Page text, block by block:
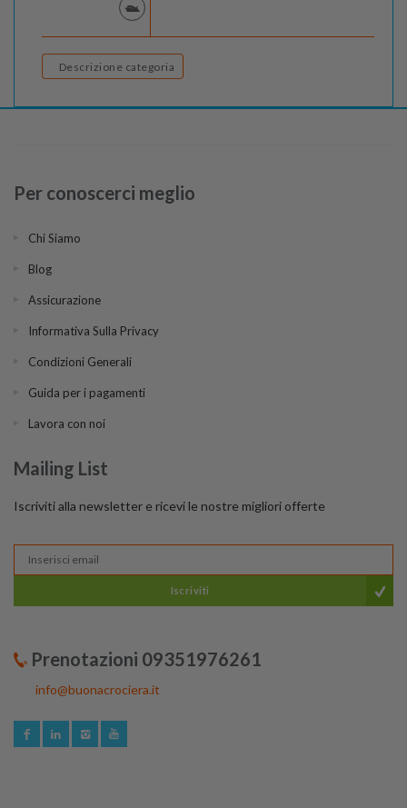
Descrizione categoria
Per conoscerci meglio
Chi Siamo
Blog
Assicurazione
Informativa Sulla Privacy
Condizioni Generali
Guida per i pagamenti
Lavora con noi
Mailing List
Iscriviti alla newsletter e ricevi le nostre migliori offerte
Iscriviti
Prenotazioni 09351976261
info@buonacrociera.it